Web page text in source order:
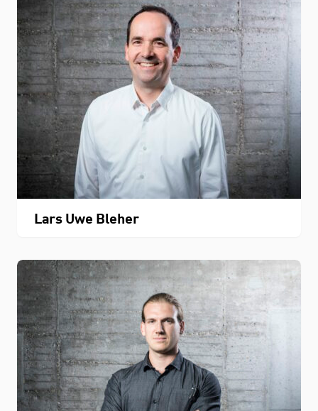
Lars Uwe Bleher